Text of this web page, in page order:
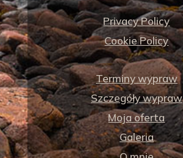
Privacy Policy
Cookie Policy
Terminy wypraw
Szczegóły wypraw
Moja oferta
Galeria